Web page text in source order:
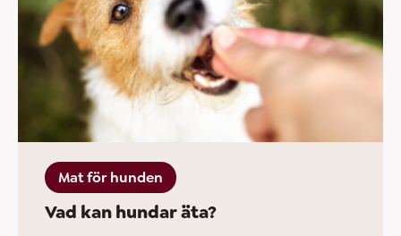
Mat för hunden
Vad kan hundar äta?